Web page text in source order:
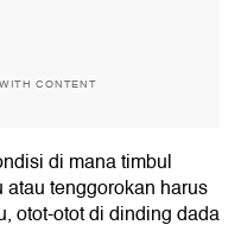
CONTENT
di mana timbul
tenggorokan harus
otot-otot di dinding dada